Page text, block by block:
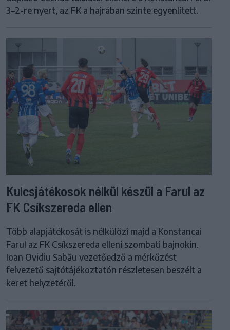
3–2-re nyert, az FK a hajrában szinte egyenlített.
Kulcsjátékosok nélkül készül a Farul az
FK Csíkszereda ellen
Több alapjátékosát is nélkülözi majd a Konstancai
Farul az FK Csíkszereda elleni szombati bajnokin.
Ioan Ovidiu Sabău vezetőedző a mérkőzést
felvezető sajtótájékoztatón részletesen beszélt a
keret helyzetéről.